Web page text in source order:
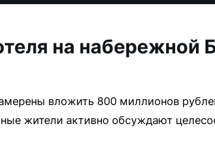
на набережной
вложить 800 миллионов
жители активно обсуждают